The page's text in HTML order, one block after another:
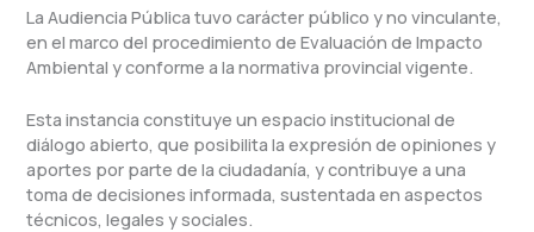
La Audiencia Pública tuvo carácter público y no vinculante,
en el marco del procedimiento de Evaluación de Impacto
Ambiental y conforme a la normativa provincial vigente.
Esta instancia constituye un espacio institucional de
diálogo abierto, que posibilita la expresión de opiniones y
aportes por parte de la ciudadanía, y contribuye a una
toma de decisiones informada, sustentada en aspectos
técnicos, legales y sociales.